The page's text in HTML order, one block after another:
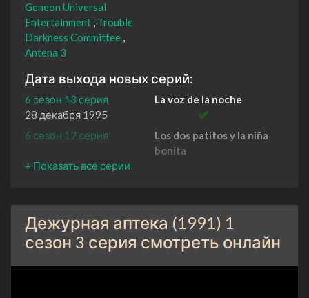
Geneon Universal
Entertainment Trouble
Darkness Committee
Antena 3
Дата выхода новых серий:
6 сезон 13 серия
La voz de la noche
28 декабря 1995
6 сезон 12 серия
Los dos patitos y la niña
bonita
21 декабря 1995
6 сезон 10 серия
Cero negativo
7 декабря 1995
Дежурная аптека (1991) 1
сезон 3 серия смотреть онлайн